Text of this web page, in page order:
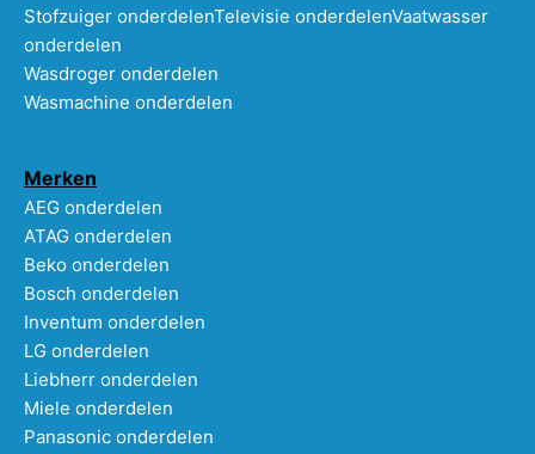
Stofzuiger onderdelenTelevisie onderdelenVaatwasser
onderdelen
Wasdroger onderdelen
Wasmachine onderdelen
Merken
AEG onderdelen
ATAG onderdelen
Beko onderdelen
Bosch onderdelen
Inventum onderdelen
LG onderdelen
Liebherr onderdelen
Miele onderdelen
Panasonic onderdelen